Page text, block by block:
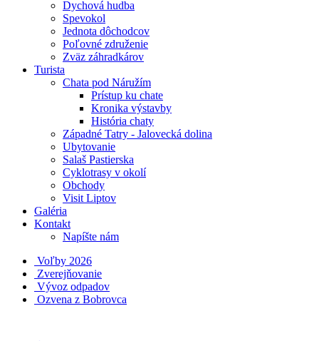
Dychová hudba
Spevokol
Jednota dôchodcov
Poľovné združenie
Zväz záhradkárov
Turista
Chata pod Náružím
Prístup ku chate
Kronika výstavby
História chaty
Západné Tatry - Jalovecká dolina
Ubytovanie
Salaš Pastierska
Cyklotrasy v okolí
Obchody
Visit Liptov
Galéria
Kontakt
Napíšte nám
Voľby 2026
Zverejňovanie
Vývoz odpadov
Ozvena z Bobrovca